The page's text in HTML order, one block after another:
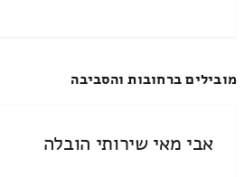
מובילים ברחובות והסביבה
אבי מאי שירותי הובלה